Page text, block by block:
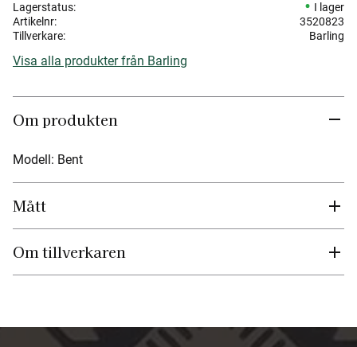
Lagerstatus
I lager
Artikelnr
3520823
Tillverkare
Barling
Visa alla produkter från Barling
Om produkten
Modell: Bent
Mått
Om tillverkaren